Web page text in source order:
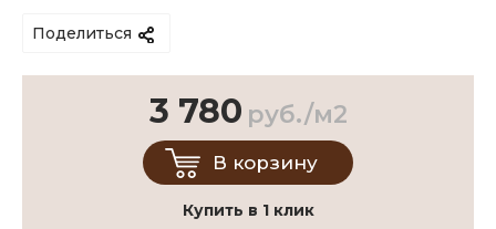
Поделиться
3 780 руб./м2
В корзину
Купить в 1 клик